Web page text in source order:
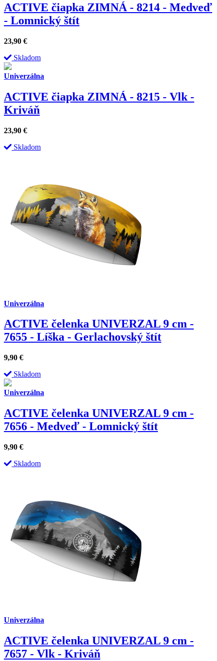
ACTIVE čiapka ZIMNÁ - 8214 - Medveď
- Lomnický štít
23,90 €
Skladom
Univerzálna
ACTIVE čiapka ZIMNÁ - 8215 - Vlk -
Kriváň
23,90 €
Skladom
Univerzálna
ACTIVE čelenka UNIVERZAL 9 cm -
7655 - Líška - Gerlachovský štít
9,90 €
Skladom
Univerzálna
ACTIVE čelenka UNIVERZAL 9 cm -
7656 - Medveď - Lomnický štít
9,90 €
Skladom
Univerzálna
ACTIVE čelenka UNIVERZAL 9 cm -
7657 - Vlk - Kriváň